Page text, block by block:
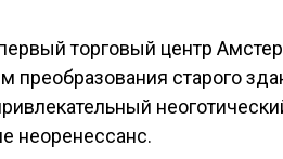
торговый центр
преобразования старого
неоренессанс.